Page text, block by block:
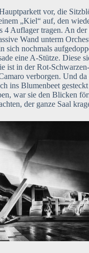
vor, die
„Kiel“ auf, den
4 Auflager tragen. An der
Wand unterm
sich nochmals
eine A-Stütze. Diese
ist in der Rot-Schwarzen-
verborgen. Und
ins Blumenbeet
war sie den Blicken
der ganze Saal